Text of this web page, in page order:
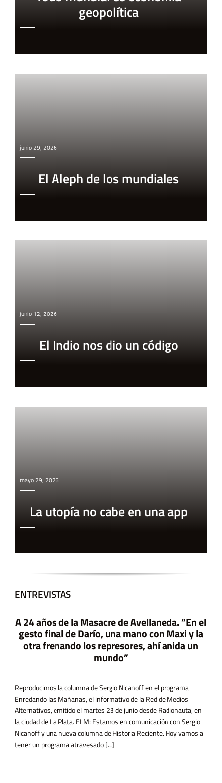
geopolítica
junio 29, 2026
El Aleph de los mundiales
junio 12, 2026
El Indio nos dio un código
mayo 29, 2026
La utopía no cabe en una app
ENTREVISTAS
de Avellaneda. “En el
mano con Maxi y la
ahí anida un
Enredando las Mañanas, el informativo de la Red de Medios
de junio desde Radionauta, en
en comunicación con Sergio
Historia Reciente. Hoy vamos a
[...]
Nos
A 11 años de Ni Una
2015. En ese momento fue
Marcela Ojeda el que
Una Menos. Ese